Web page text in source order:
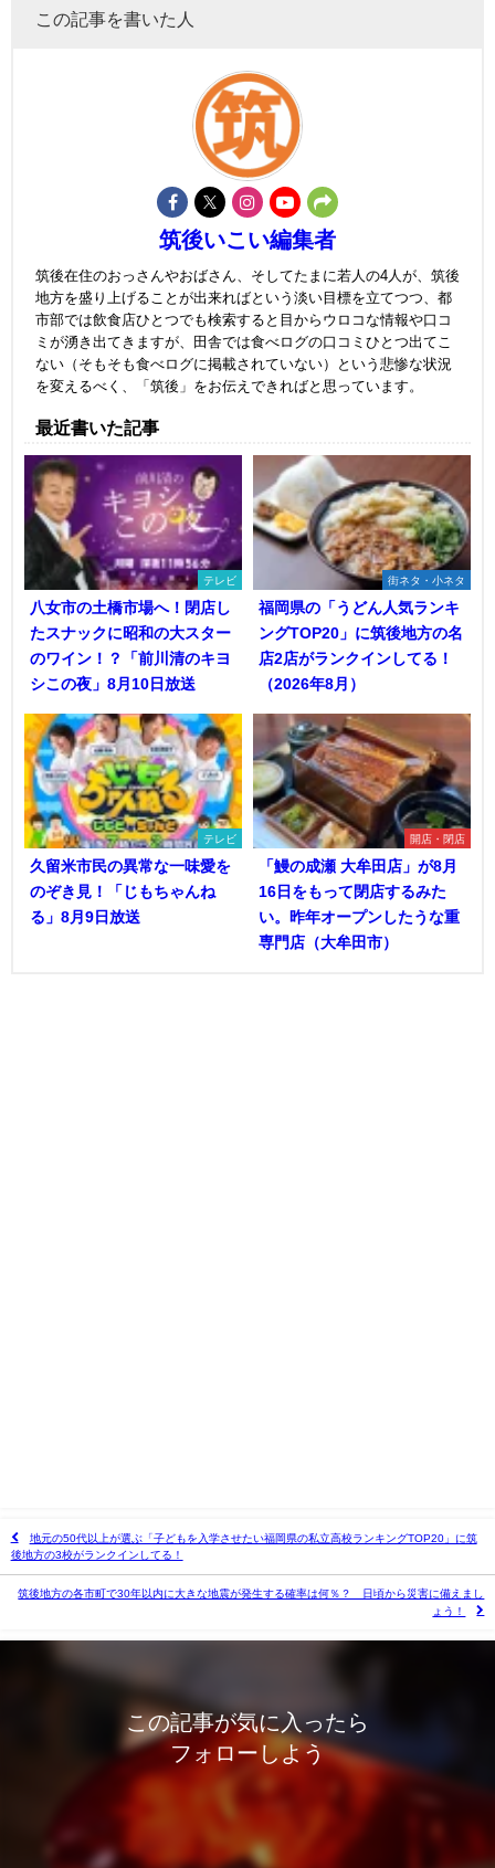
この記事を書いた人
筑後いこい編集者
筑後在住のおっさんやおばさん、そしてたまに若人の4人が、筑後
地方を盛り上げることが出来ればという淡い目標を立てつつ、都
市部では飲食店ひとつでも検索すると目からウロコな情報や口コ
ミが湧き出てきますが、田舎では食べログの口コミひとつ出てこ
ない（そもそも食べログに掲載されていない）という悲惨な状況
を変えるべく、「筑後」をお伝えできればと思っています。
最近書いた記事
テレビ
八女市の土橋市場へ！閉店し
たスナックに昭和の大スター
のワイン！？「前川清のキヨ
シこの夜」8月10日放送
街ネタ・小ネタ
福岡県の「うどん人気ランキ
ングTOP20」に筑後地方の名
店2店がランクインしてる！
（2026年8月）
テレビ
久留米市民の異常な一味愛を
のぞき見！「じもちゃんね
る」8月9日放送
開店・閉店
「鰻の成瀬 大牟田店」が8月
16日をもって閉店するみた
い。昨年オープンしたうな重
専門店（大牟田市）
地元の50代以上が選ぶ「子どもを入学させたい福岡県の私立高校ランキングTOP20」に筑
後地方の3校がランクインしてる！
筑後地方の各市町で30年以内に大きな地震が発生する確率は何％？ 日頃から災害に備えまし
ょう！
この記事が気に入ったら
フォローしよう